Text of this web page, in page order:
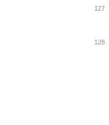
127
128